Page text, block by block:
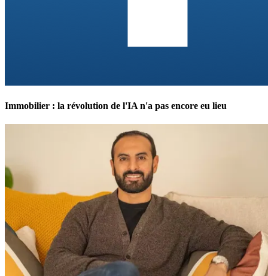
Immobilier : la révolution de l'IA n'a pas encore eu lieu